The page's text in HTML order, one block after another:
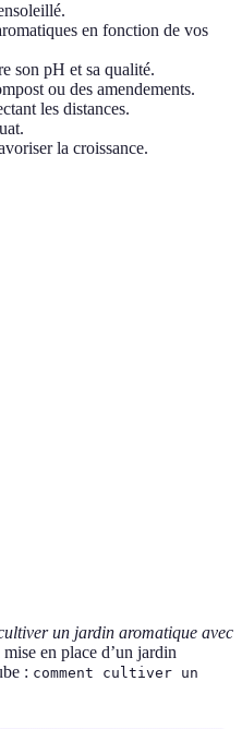
en fonction de vos
son pH et sa qualité.
ou des amendements.
les distances.
la croissance.
un jardin aromatique avec
en place d’un jardin
: comment cultiver un